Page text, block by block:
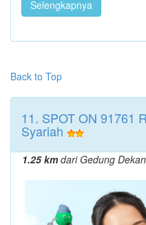
Selengkapnya
Back to Top
11. SPOT ON 91761
Syariah
1.25 kmdari Gedung